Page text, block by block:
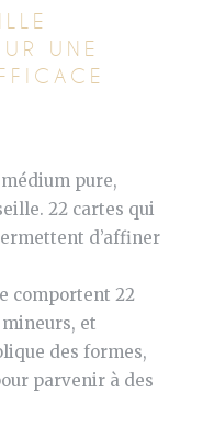
UNE
pure,
22 cartes qui
d’affiner
comportent 22
et
des formes,
parvenir à des